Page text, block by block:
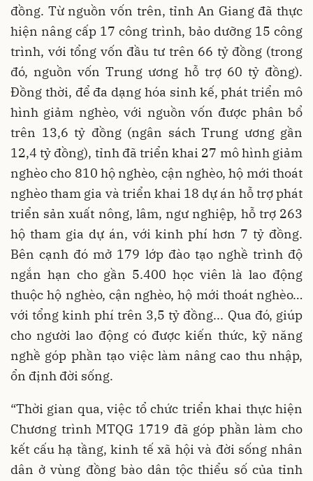
đồng. Từ nguồn vốn trên, tỉnh An Giang đã thực
hiện nâng cấp 17 công trình, bảo dưỡng 15 công
trình, với tổng vốn đầu tư trên 66 tỷ đồng (trong
đó, nguồn vốn Trung ương hỗ trợ 60 tỷ đồng).
Đồng thời, để đa dạng hóa sinh kế, phát triển mô
hình giảm nghèo, với nguồn vốn được phân bổ
trên 13,6 tỷ đồng (ngân sách Trung ương gần
12,4 tỷ đồng), tỉnh đã triển khai 27 mô hình giảm
nghèo cho 810 hộ nghèo, cận nghèo, hộ mới thoát
nghèo tham gia và triển khai 18 dự án hỗ trợ phát
triển sản xuất nông, lâm, ngư nghiệp, hỗ trợ 263
hộ tham gia dự án, với kinh phí hơn 7 tỷ đồng.
Bên cạnh đó mở 179 lớp đào tạo nghề trình độ
ngắn hạn cho gần 5.400 học viên là lao động
thuộc hộ nghèo, cận nghèo, hộ mới thoát nghèo…
với tổng kinh phí trên 3,5 tỷ đồng... Qua đó, giúp
cho người lao động có được kiến thức, kỹ năng
nghề góp phần tạo việc làm nâng cao thu nhập,
ổn định đời sống.
“Thời gian qua, việc tổ chức triển khai thực hiện
Chương trình MTQG 1719 đã góp phần làm cho
kết cấu hạ tầng, kinh tế xã hội và đời sống nhân
dân ở vùng đồng bào dân tộc thiểu số của tỉnh